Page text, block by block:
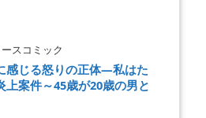
スコミック
感じる怒りの正体―私はた
上案件～45歳が20歳の男と